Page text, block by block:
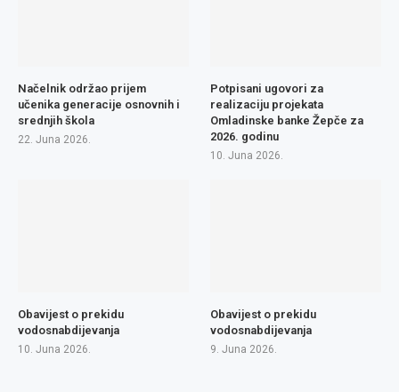
Načelnik održao prijem
učenika generacije osnovnih i
srednjih škola
22. Juna 2026.
Potpisani ugovori za
realizaciju projekata
Omladinske banke Žepče za
2026. godinu
10. Juna 2026.
Obavijest o prekidu
vodosnabdijevanja
10. Juna 2026.
Obavijest o prekidu
vodosnabdijevanja
9. Juna 2026.